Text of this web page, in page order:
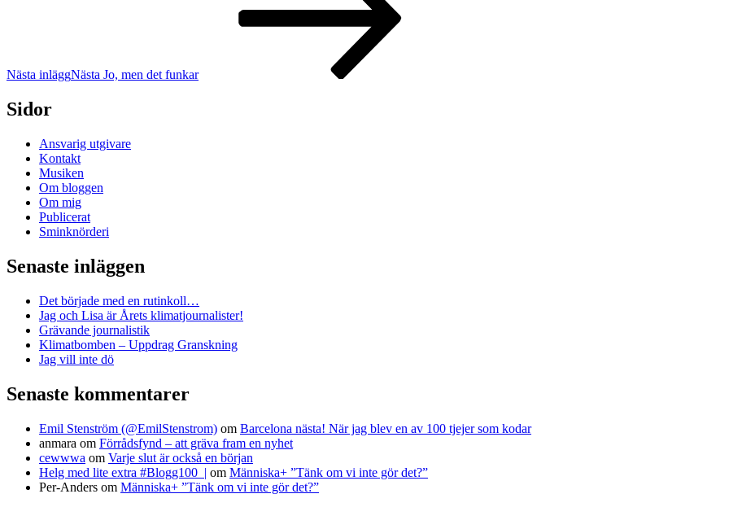
Nästa inläggNästa Jo, men det funkar
Sidor
Ansvarig utgivare
Kontakt
Musiken
Om bloggen
Om mig
Publicerat
Sminknörderi
Senaste inläggen
Det började med en rutinkoll…
Jag och Lisa är Årets klimatjournalister!
Grävande journalistik
Klimatbomben – Uppdrag Granskning
Jag vill inte dö
Senaste kommentarer
Emil Stenström (@EmilStenstrom) om Barcelona nästa! När jag blev en av 100 tjejer som kodar
anmara om Förrådsfynd – att gräva fram en nyhet
cewwwa om Varje slut är också en början
Helg med lite extra #Blogg100 | om Människa+ ”Tänk om vi inte gör det?”
Per-Anders om Människa+ ”Tänk om vi inte gör det?”